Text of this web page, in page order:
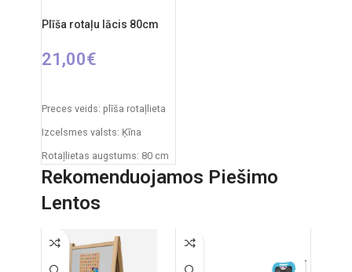
Plīša rotaļu lācis 80cm
21,00€
Preces veids: plīša rotaļlieta
Izcelsmes valsts: Ķīna
Rotaļlietas augstums: 80 cm
Rekomenduojamos Piešimo
Lentos